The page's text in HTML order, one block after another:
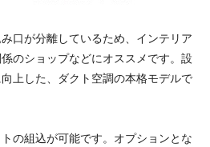
口が分離しているため、インテリア
のショップなどにオススメです。設
上した、ダクト空調の本格モデルで
の組込が可能です。オプションとな